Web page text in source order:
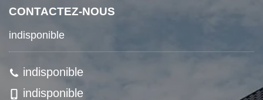
CONTACTEZ-NOUS
indisponible
indisponible
indisponible